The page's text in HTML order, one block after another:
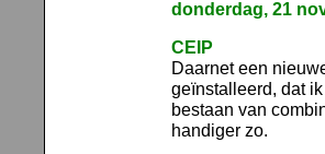
donderdag, 21
CEIP
Daarnet een
geïnstalleerd, dat
bestaan van
handiger zo.